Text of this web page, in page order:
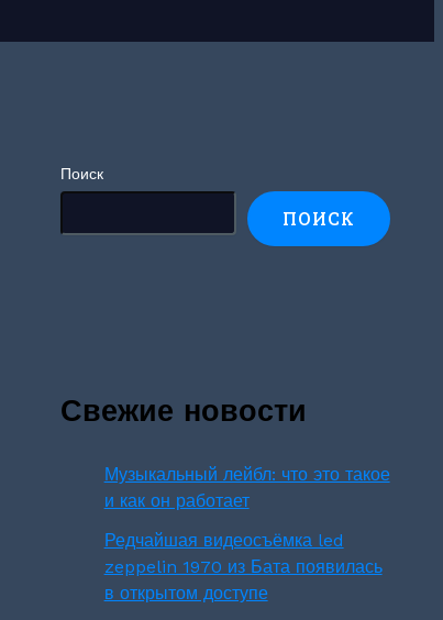
Поиск
ПОИСК
Свежие новости
Музыкальный лейбл: что это такое
и как он работает
Редчайшая видеосъёмка led
zeppelin 1970 из Бата появилась
в открытом доступе